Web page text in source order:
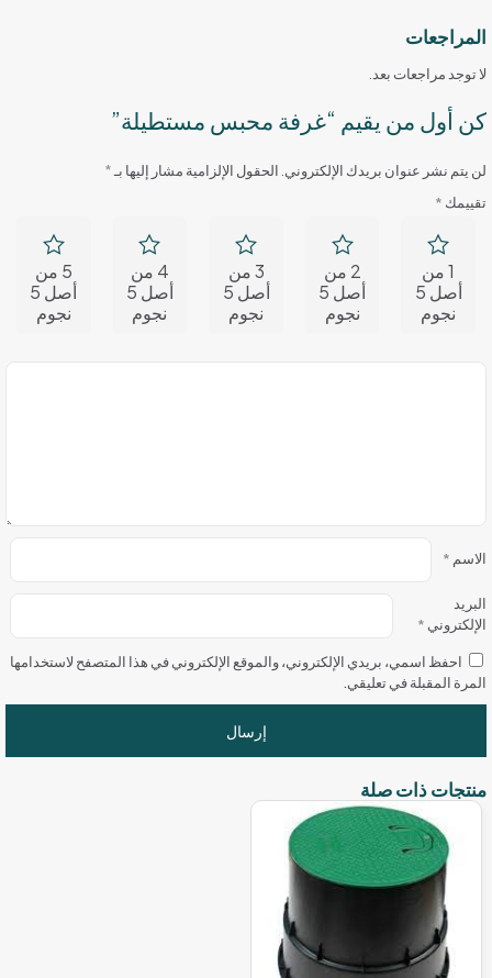
المراجعات
لا توجد مراجعات بعد.
كن أول من يقيم “غرفة محبس مستطيلة”
لن يتم نشر عنوان بريدك الإلكتروني. الحقول الإلزامية مشار إليها بـ*
تقييمك *
1 من
أصل 5
نجوم
2 من
أصل 5
نجوم
3 من
أصل 5
نجوم
4 من
أصل 5
نجوم
5 من
أصل 5
نجوم
الاسم *
البريد
الإلكتروني *
احفظ اسمي، بريدي الإلكتروني، والموقع الإلكتروني في هذا المتصفح لاستخدامها
المرة المقبلة في تعليقي.
منتجات ذات صلة